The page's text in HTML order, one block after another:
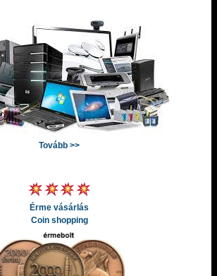
Tovább >>
Érme vásárlás
Coin shopping